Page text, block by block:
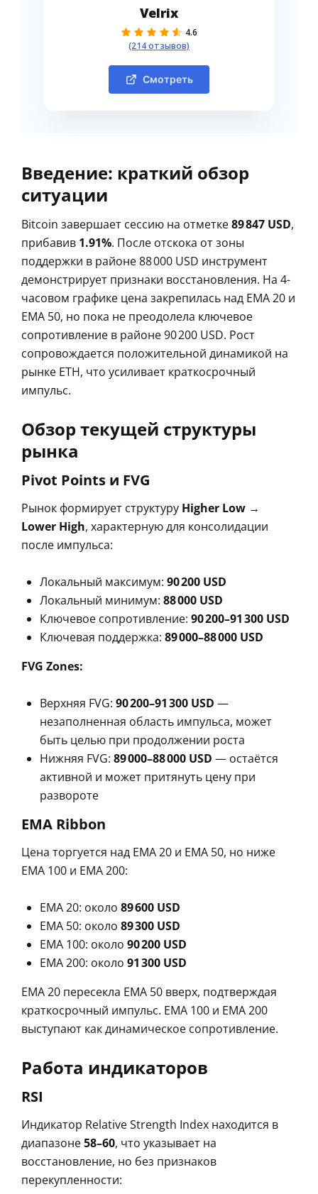
Velrix
4.6
(214 отзывов)
Смотреть
Введение: краткий обзор
ситуации
Bitcoin завершает сессию на отметке89 847 USD,
прибавив 1.91%. После отскока от зоны
поддержки в районе 88 000 USD инструмент
демонстрирует признаки восстановления. На 4-
часовом графике цена закрепилась над EMA 20 и
EMA 50, но пока не преодолела ключевое
сопротивление в районе 90 200 USD. Рост
сопровождается положительной динамикой на
рынке ETH, что усиливает краткосрочный
импульс.
Обзор текущей структуры
рынка
Pivot Points и FVG
Рынок формирует структуру Higher Low →
Lower High, характерную для консолидации
после импульса:
Локальный максимум: 90 200 USD
Локальный минимум: 88 000 USD
Ключевое сопротивление: 90 200–91 300 USD
Ключевая поддержка: 89 000–88 000 USD
FVG Zones:
Верхняя FVG: 90 200–91 300 USD —
незаполненная область импульса, может
быть целью при продолжении роста
Нижняя FVG: 89 000–88 000 USD — остаётся
активной и может притянуть цену при
развороте
EMA Ribbon
Цена торгуется над EMA 20 и EMA 50, но ниже
EMA 100 и EMA 200:
EMA 20: около 89 600 USD
EMA 50: около 89 300 USD
EMA 100: около 90 200 USD
EMA 200: около 91 300 USD
EMA 20 пересекла EMA 50 вверх, подтверждая
краткосрочный импульс. EMA 100 и EMA 200
выступают как динамическое сопротивление.
Работа индикаторов
RSI
Индикатор Relative Strength Index находится в
диапазоне58–60, что указывает на
восстановление, но без признаков
перекупленности: